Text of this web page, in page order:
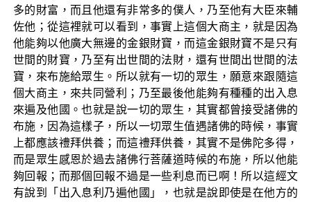
多的財富，而且他還有非常多的僕人，乃至他有大臣來輔
佐他；從這裡就可以看到，事實上這個大商主，就是因為
他能夠以他廣大無邊的金銀財寶，而這金銀財寶不是只有
世間的財寶，乃至有出世間的法財，還有世間出世間的法
寶，來布施給眾生。所以就有一切的眾生，願意來跟隨這
個大商主，來共同營利；乃至最後他能夠有種種的出入息
來遍及他國。也就是說一切的眾生，其實都曾接受諸佛的
布施，因為這樣子，所以一切眾生值遇諸佛的時候，事實
上都應該禮拜供養；而這禮拜供養，其實不是佛陀多得，
而是眾生感恩於過去諸佛行菩薩道時候的布施，所以他能
夠回報；而那個回報不過是一些利息而已啊！所以這經文
有說到「出入息利乃遍他國」，也就是說即使是在他方的